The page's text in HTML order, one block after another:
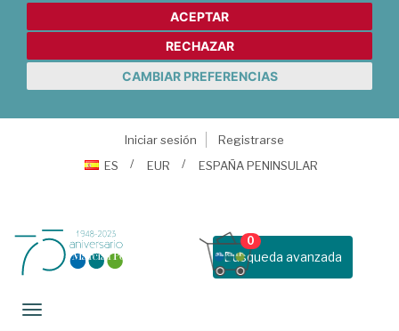
ACEPTAR
RECHAZAR
CAMBIAR PREFERENCIAS
Iniciar sesión
Registrarse
ES
EUR ESPAÑA PENINSULAR
Busqueda avanzada
0
Toggle navigation